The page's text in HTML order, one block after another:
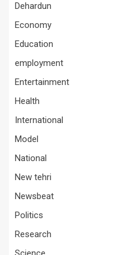
Dehardun
Economy
Education
employment
Entertainment
Health
International
Model
National
New tehri
Newsbeat
Politics
Research